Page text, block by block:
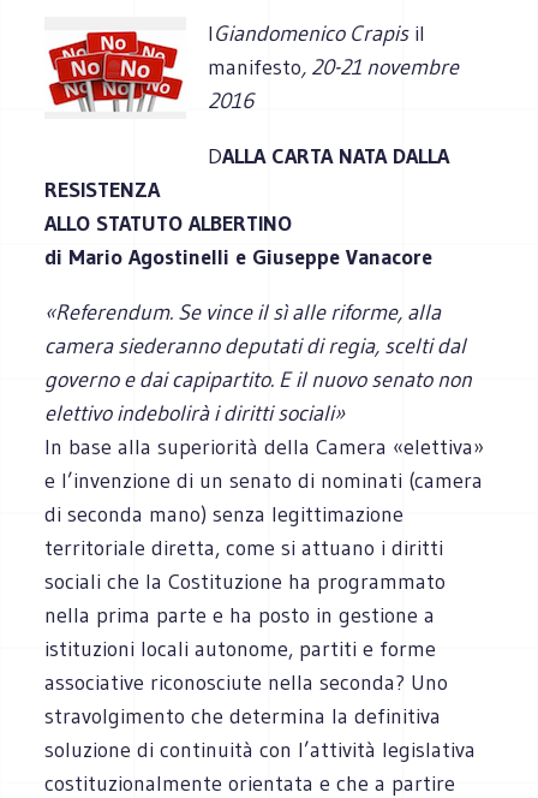
IGiandomenico Crapis il
manifesto, 20-21 novembre
2016
DALLA CARTA NATA DALLA
RESISTENZA
ALLO STATUTO ALBERTINO
di Mario Agostinelli e Giuseppe Vanacore
«Referendum. Se vince il sì alle riforme, alla
camera siederanno deputati di regia, scelti dal
governo e dai capipartito. E il nuovo senato non
elettivo indebolirà i diritti sociali»
In base alla superiorità della Camera «elettiva»
e l’invenzione di un senato di nominati (camera
di seconda mano) senza legittimazione
territoriale diretta, come si attuano i diritti
sociali che la Costituzione ha programmato
nella prima parte e ha posto in gestione a
istituzioni locali autonome, partiti e forme
associative riconosciute nella seconda? Uno
stravolgimento che determina la definitiva
soluzione di continuità con l’attività legislativa
costituzionalmente orientata e che a partire